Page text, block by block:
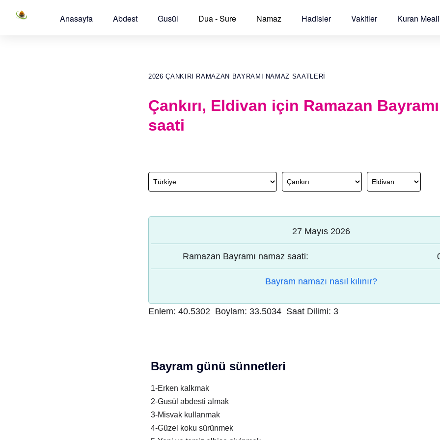
Anasayfa Abdest Gusül Dua - Sure Namaz Hadisler Vakitler Kuran Meali
2026 ÇANKIRI RAMAZAN BAYRAMI NAMAZ SAATLERI
Çankırı, Eldivan için Ramazan
saati
27 Mayıs 2026
Ramazan Bayramı namaz saati:
Bayram namazı nasıl kılınır?
Enlem: 40.5302 Boylam: 33.5034 Saat Dilimi: 3
Bayram günü sünnetleri
1-Erken kalkmak
2-Gusül abdesti almak
3-Misvak kullanmak
4-Güzel koku sürünmek